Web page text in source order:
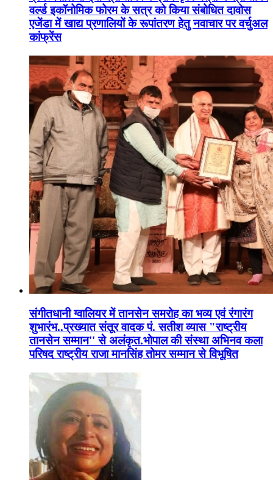
वर्ल्ड इकॉनोमिक फोरम के सत्र को किया संबोधित दावोस
एजेंडा में खाद्य प्रणालियों के रूपांतरण हेतु नवाचार पर वर्चुअल
कांफ्रेंस
संगीतधानी ग्वालियर में तानसेन समरोह का भव्य एवं रंगारंग
शुभारंभ..प्रख्यात संतूर वादक पं. सतीश व्यास "राष्ट्रीय
तानसेन सम्मान'' से अलंकृत.भोपाल की संस्था अभिनव कला
परिषद राष्ट्रीय राजा मानसिंह तोमर सम्मान से विभूषित